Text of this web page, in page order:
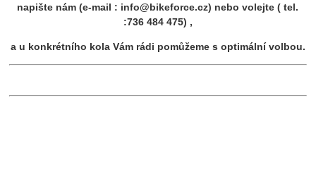
napište nám (e-mail : info@bikeforce.cz) nebo volejte ( tel.
:736 484 475) ,
a u konkrétního kola Vám rádi pomůžeme s optimální volbou.